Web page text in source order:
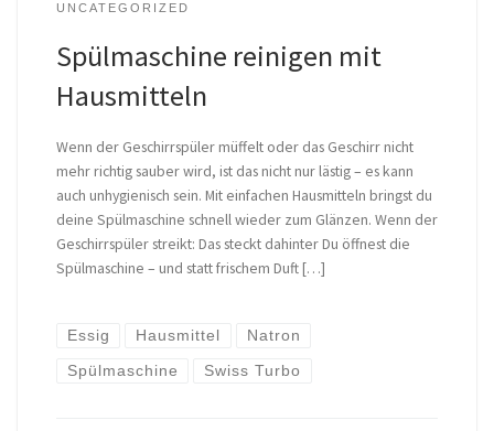
UNCATEGORIZED
Spülmaschine reinigen mit
Hausmitteln
Wenn der Geschirrspüler müffelt oder das Geschirr nicht
mehr richtig sauber wird, ist das nicht nur lästig – es kann
auch unhygienisch sein. Mit einfachen Hausmitteln bringst du
deine Spülmaschine schnell wieder zum Glänzen. Wenn der
Geschirrspüler streikt: Das steckt dahinter Du öffnest die
Spülmaschine – und statt frischem Duft […]
Essig Hausmittel Natron
Spülmaschine Swiss Turbo